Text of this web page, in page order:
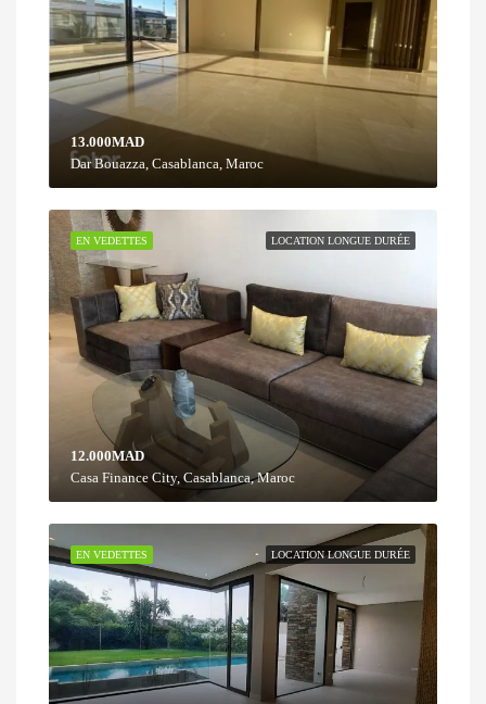
13.000MAD
Dar Bouazza, Casablanca, Maroc
LOCATION LONGUE DURÉE
EN VEDETTES
12.000MAD
Casa Finance City, Casablanca, Maroc
LOCATION LONGUE DURÉE
EN VEDETTES